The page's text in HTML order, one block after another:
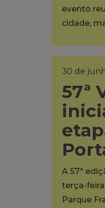
evento
cidade,
30 de
57ª
A 57ª
terça-
Parque